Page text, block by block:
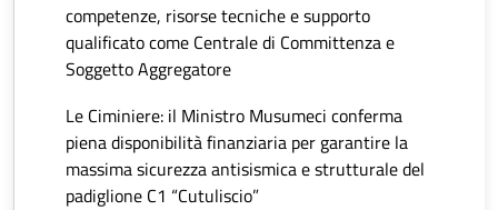
competenze, risorse tecniche e supporto
qualificato come Centrale di Committenza e
Soggetto Aggregatore
Le Ciminiere: il Ministro Musumeci conferma
piena disponibilità finanziaria per garantire la
massima sicurezza antisismica e strutturale del
padiglione C1 “Cutuliscio”